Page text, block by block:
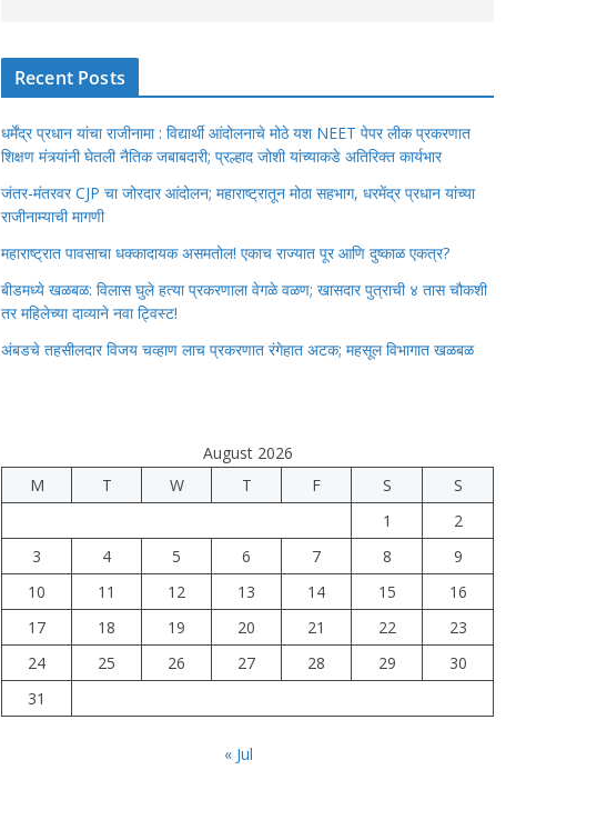
Recent Posts
धर्मेंद्र प्रधान यांचा राजीनामा : विद्यार्थी आंदोलनाचे मोठे यश NEET पेपर लीक प्रकरणात
शिक्षण मंत्र्यांनी घेतली नैतिक जबाबदारी; प्रल्हाद जोशी यांच्याकडे अतिरिक्त कार्यभार
जंतर-मंतरवर CJP चा जोरदार आंदोलन; महाराष्ट्रातून मोठा सहभाग, धरमेंद्र प्रधान यांच्या
राजीनाम्याची मागणी
महाराष्ट्रात पावसाचा धक्कादायक असमतोल! एकाच राज्यात पूर आणि दुष्काळ एकत्र?
बीडमध्ये खळबळ: विलास घुले हत्या प्रकरणाला वेगळे वळण; खासदार पुत्राची ४ तास चौकशी
तर महिलेच्या दाव्याने नवा ट्विस्ट!
अंबडचे तहसीलदार विजय चव्हाण लाच प्रकरणात रंगेहात अटक; महसूल विभागात खळबळ
August 2026
M
T W T F S
S
1
2
3
4 5 6 7 8
9
10
11 12 13 14 15
16
17
18 19 20 21 22
23
24
25 26 27 28 29
30
31
« Jul